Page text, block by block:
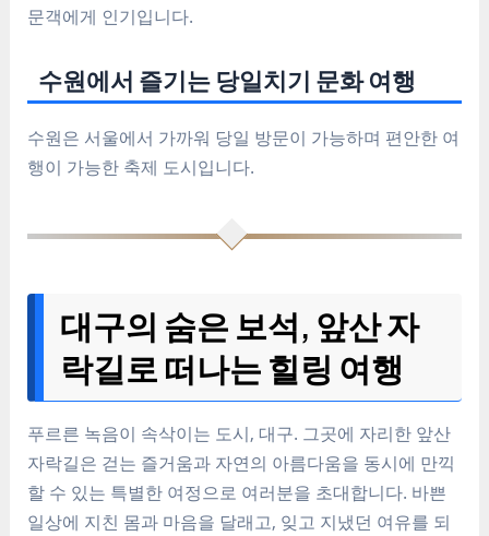
문객에게 인기입니다.
수원에서 즐기는 당일치기 문화 여행
수원은 서울에서 가까워 당일 방문이 가능하며 편안한 여
행이 가능한 축제 도시입니다.
대구의 숨은 보석, 앞산 자
락길로 떠나는 힐링 여행
푸르른 녹음이 속삭이는 도시, 대구. 그곳에 자리한 앞산
자락길은 걷는 즐거움과 자연의 아름다움을 동시에 만끽
할 수 있는 특별한 여정으로 여러분을 초대합니다. 바쁜
일상에 지친 몸과 마음을 달래고, 잊고 지냈던 여유를 되